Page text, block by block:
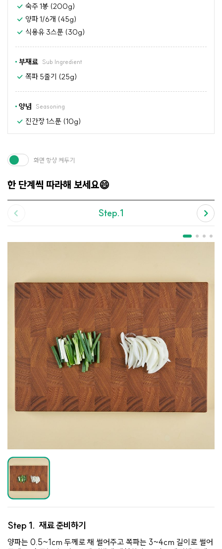
숙주 1봉 (200g)
양파 1/6개 (45g)
식용유 3스푼 (30g)
부재료 Sub Ingredient
쪽파 5줄기 (25g)
양념 Seasoning
진간장 1스푼 (10g)
한 단계씩 따라해 보세요😄
화면 항상 켜두기
Step.1
Step 1. 재료 준비하기
양파는 0.5~1cm 두께로 채 썰어주고 쪽파는 3~4cm 길이로 썰어